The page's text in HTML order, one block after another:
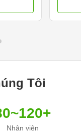
Tôi
Nhân viên